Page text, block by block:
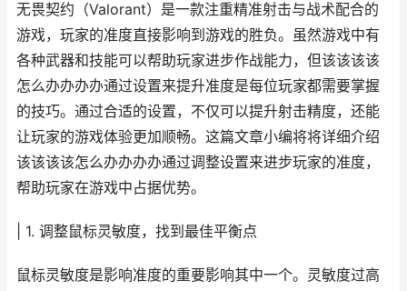
无畏契约（Valorant）是一款注重精准射击与战术配合的
游戏，玩家的准度直接影响到游戏的胜负。虽然游戏中有
各种武器和技能可以帮助玩家进步作战能力，但该该该该
怎么办办办办通过设置来提升准度是每位玩家都需要掌握
的技巧。通过合适的设置，不仅可以提升射击精度，还能
让玩家的游戏体验更加顺畅。这篇文章小编将将详细介绍
该该该该怎么办办办办通过调整设置来进步玩家的准度，
帮助玩家在游戏中占据优势。
| 1. 调整鼠标灵敏度，找到最佳平衡点
鼠标灵敏度是影响准度的重要影响其中一个。灵敏度过高